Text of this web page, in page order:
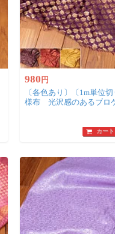
980円
〔各色あり〕〔1m単位
様布 光沢感のあるブロ
カー